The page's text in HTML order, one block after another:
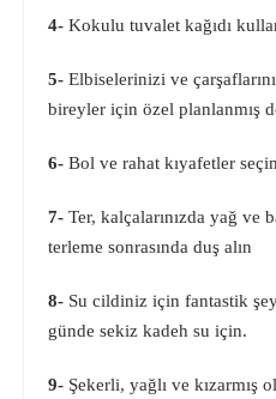
4- Kokulu tuvalet kağıdı
5- Elbiselerinizi ve
bireyler için özel planlanmış
6- Bol ve rahat kıyafetler
7- Ter, kalçalarınızda yağ ve
terleme sonrasında duş alın
8- Su cildiniz için fantastik
günde sekiz kadeh su için.
9- Şekerli, yağlı ve kızarmış